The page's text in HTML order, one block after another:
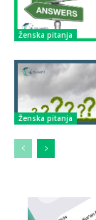
Ženska pitanja
Ženska pitanja